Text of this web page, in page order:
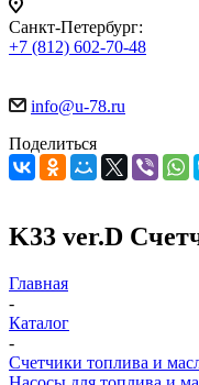
Санкт-Петербург:
+7 (812) 602-70-48
info@u-78.ru
Поделиться
K33 ver.D
Главная
-
Каталог
-
Счетчики топлива и